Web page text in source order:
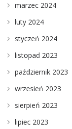
marzec 2024
luty 2024
styczeń 2024
listopad 2023
październik 2023
wrzesień 2023
sierpień 2023
lipiec 2023